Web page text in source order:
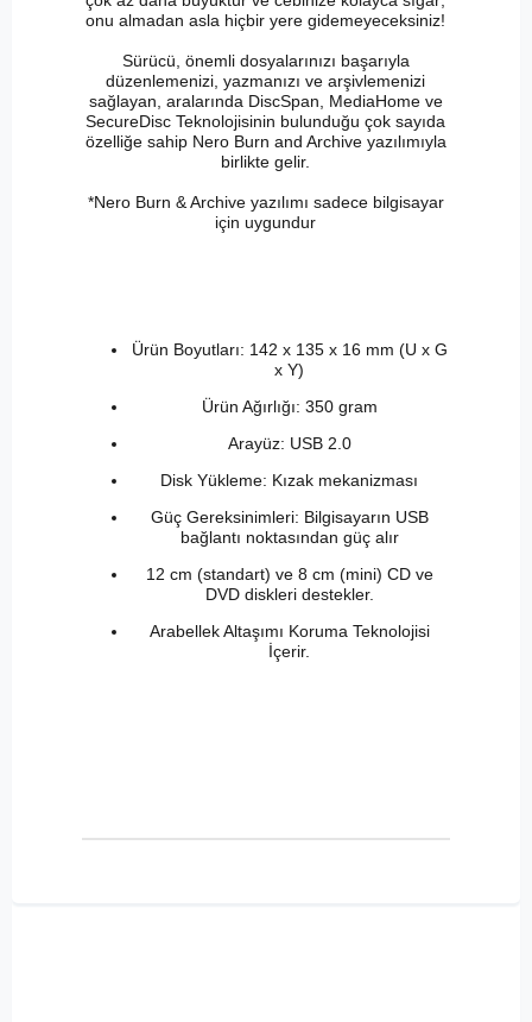
onu almadan asla hiçbir yere gidemeyeceksiniz!
Sürücü, önemli dosyalarınızı başarıyla
düzenlemenizi, yazmanızı ve arşivlemenizi
sağlayan, aralarında DiscSpan, MediaHome ve
SecureDisc Teknolojisinin bulunduğu çok sayıda
özelliğe sahip Nero Burn and Archive yazılımıyla
birlikte gelir.
*Nero Burn & Archive yazılımı sadece bilgisayar
için uygundur
Ürün Boyutları: 142 x 135 x 16 mm (U x G
x Y)
Ürün Ağırlığı: 350 gram
Arayüz: USB 2.0
Disk Yükleme: Kızak mekanizması
Güç Gereksinimleri: Bilgisayarın USB
bağlantı noktasından güç alır
12 cm (standart) ve 8 cm (mini) CD ve
DVD diskleri destekler.
Arabellek Altaşımı Koruma Teknolojisi
İçerir.